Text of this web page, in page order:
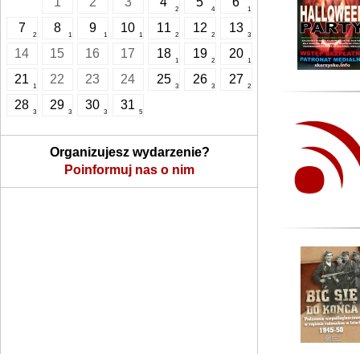
2 4 1
7
2
8
1
9
1
10
1
11
2
12
2
13
3
14 15 16 17 18
1
19
2
20
1
21
1
22 23 24 25
3
26
3
27
2
28
3
29
3
30
3
31
5
Organizujesz wydarzenie?
Poinformuj nas o nim